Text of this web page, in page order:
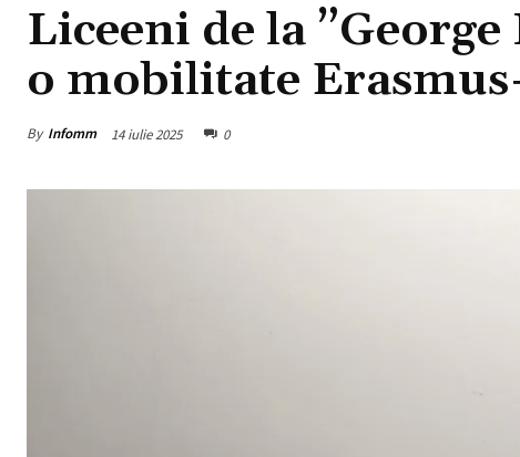
Liceeni de la
o mobilitate
By Infomm 14 iulie 2025 0